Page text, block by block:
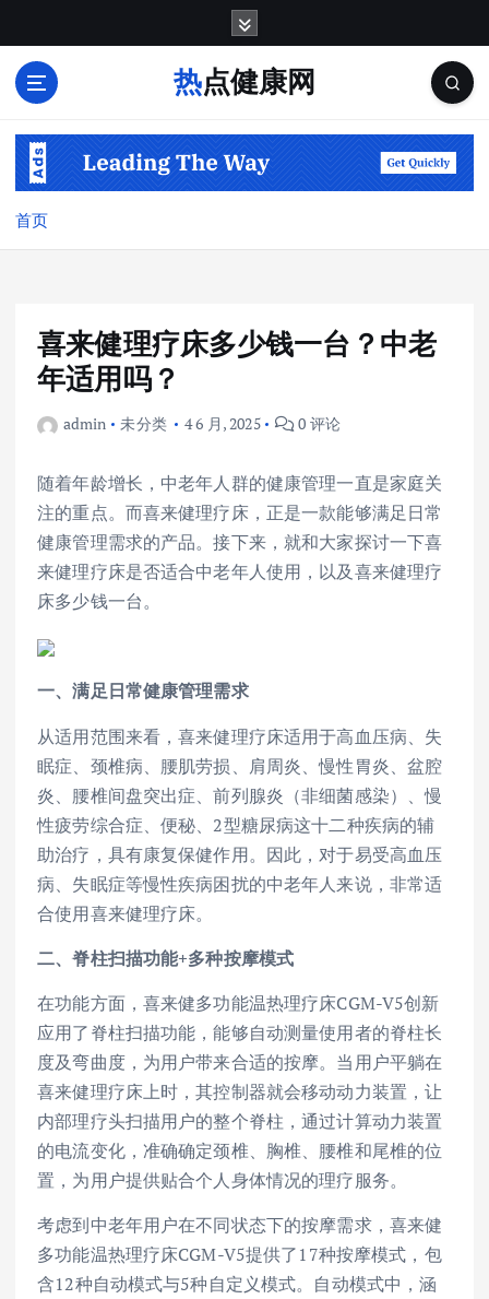
热点健康网
首页
喜来健理疗床多少钱一台？中老
年适用吗？
admin 未分类 4 6 月, 2025 0 评论
随着年龄增长，中老年人群的健康管理一直是家庭关
注的重点。而喜来健理疗床，正是一款能够满足日常
健康管理需求的产品。接下来，就和大家探讨一下喜
来健理疗床是否适合中老年人使用，以及喜来健理疗
床多少钱一台。
一、满足日常健康管理需求
从适用范围来看，喜来健理疗床适用于高血压病、失
眠症、颈椎病、腰肌劳损、肩周炎、慢性胃炎、盆腔
炎、腰椎间盘突出症、前列腺炎（非细菌感染）、慢
性疲劳综合症、便秘、2型糖尿病这十二种疾病的辅
助治疗，具有康复保健作用。因此，对于易受高血压
病、失眠症等慢性疾病困扰的中老年人来说，非常适
合使用喜来健理疗床。
二、脊柱扫描功能+多种按摩模式
在功能方面，喜来健多功能温热理疗床CGM-V5创新
应用了脊柱扫描功能，能够自动测量使用者的脊柱长
度及弯曲度，为用户带来合适的按摩。当用户平躺在
喜来健理疗床上时，其控制器就会移动动力装置，让
内部理疗头扫描用户的整个脊柱，通过计算动力装置
的电流变化，准确确定颈椎、胸椎、腰椎和尾椎的位
置，为用户提供贴合个人身体情况的理疗服务。
考虑到中老年用户在不同状态下的按摩需求，喜来健
多功能温热理疗床CGM-V5提供了17种按摩模式，包
含12种自动模式与5种自定义模式。自动模式中，涵